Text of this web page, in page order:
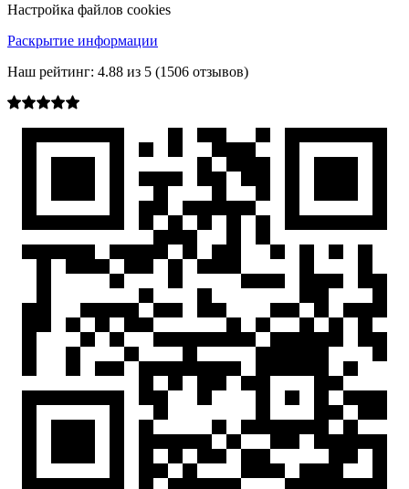
Настройка файлов cookies
Раскрытие информации
Наш рейтинг: 4.88 из 5 (1506 отзывов)